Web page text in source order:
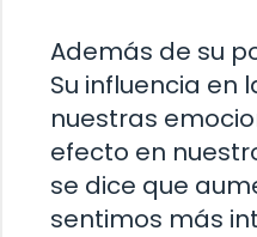
Además de su
Su influencia
nuestras
efecto en
se dice que
sentimos más